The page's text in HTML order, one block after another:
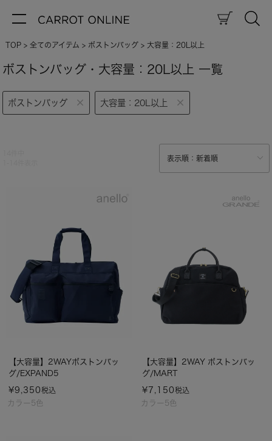
TOP 全てのアイテム ボストンバッグ 大容量：20L以上
ボストンバッグ・大容量：20L以上 一覧
ボストンバッグ 大容量：20L以上
カラー5色
【大容量】2WAYボストンバッ
グ/EXPAND5
¥9,350税込
カラー5色
【大容量】2WAY ボストンバッ
グ/MART
¥7,150税込